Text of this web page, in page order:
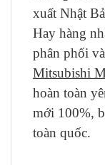
xuất Nhật
Hay hàng
phân phối
Mitsubishi
hoàn toàn
mới 100%,
toàn quốc.